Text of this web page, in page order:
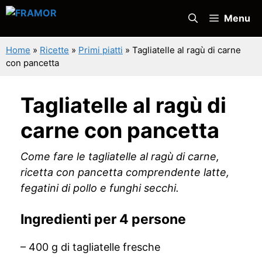
Vai
contenuto
Menu
Home » Ricette » Primi piatti » Tagliatelle al ragù di carne
con pancetta
Tagliatelle al ragù di
carne con pancetta
Come fare le tagliatelle al ragù di carne,
ricetta con pancetta comprendente latte,
fegatini di pollo e funghi secchi.
Ingredienti per 4 persone
– 400 g di tagliatelle fresche